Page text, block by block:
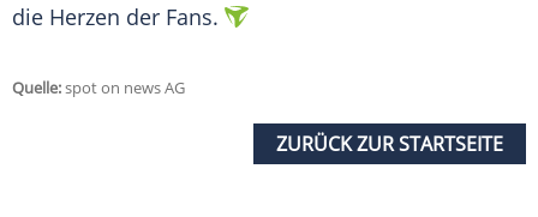
die Herzen der Fans.
Quelle:spot on news AG
ZURÜCK ZUR STARTSEITE